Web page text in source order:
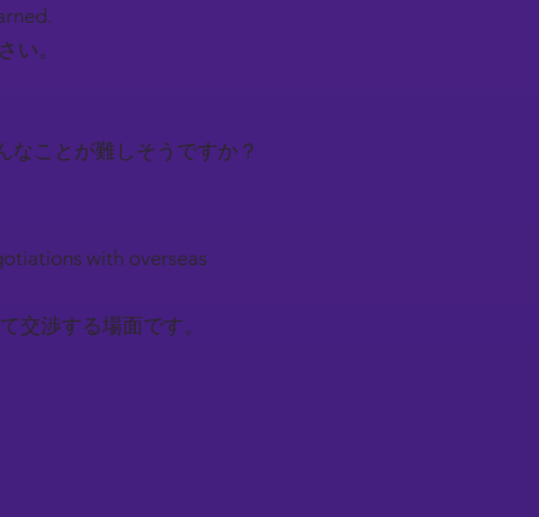
い。
ことが難しそうですか？
with overseas
交渉する場面です。